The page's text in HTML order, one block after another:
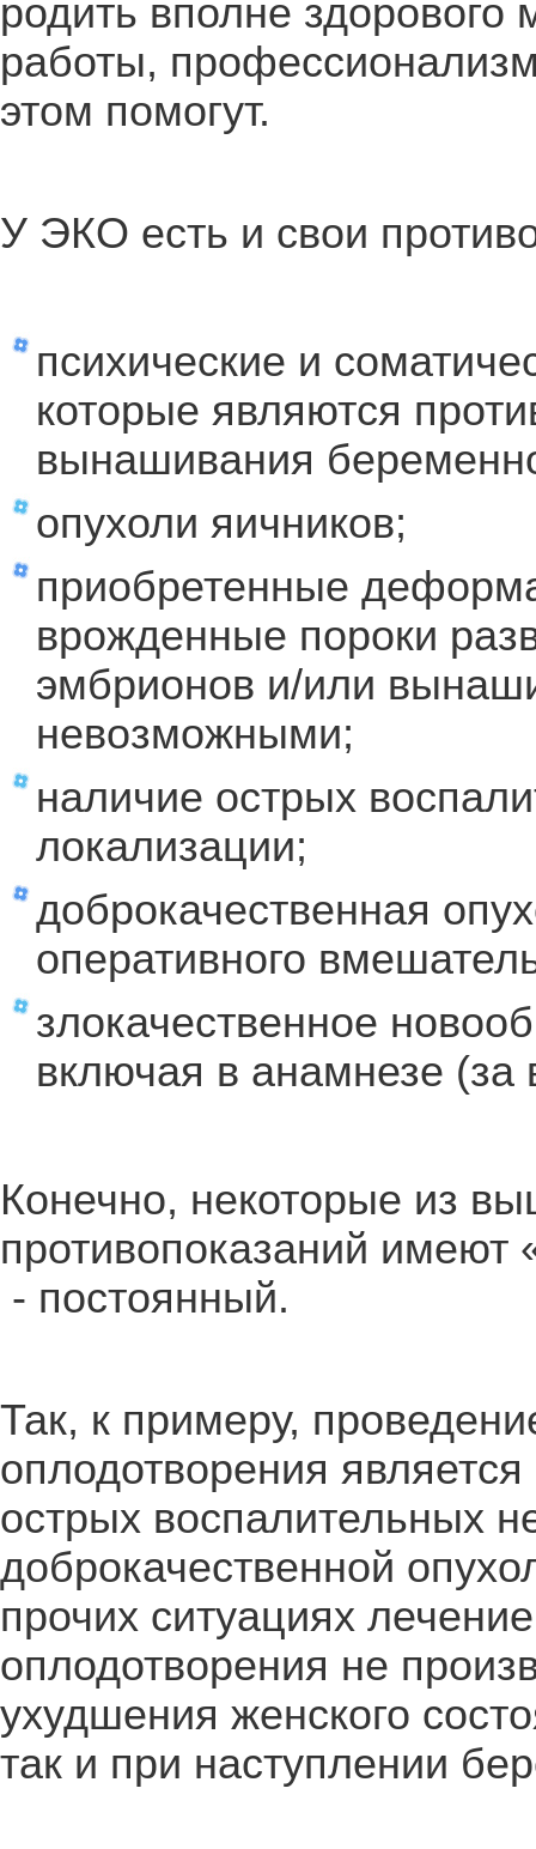
родить вполне
работы,
этом помогут.
У ЭКО есть и свои
психические и
которые являются
вынашивания
опухоли яичников;
приобретенные
врожденные пороки
эмбрионов и/или
невозможными;
наличие острых
локализации;
доброкачественная
оперативного
злокачественное
включая в анамнезе
Конечно, некоторые из
противопоказаний имеют
- постоянный.
Так, к примеру,
оплодотворения
острых воспалительных
доброкачественной
прочих ситуациях
оплодотворения не
ухудшения женского
так и при наступлении